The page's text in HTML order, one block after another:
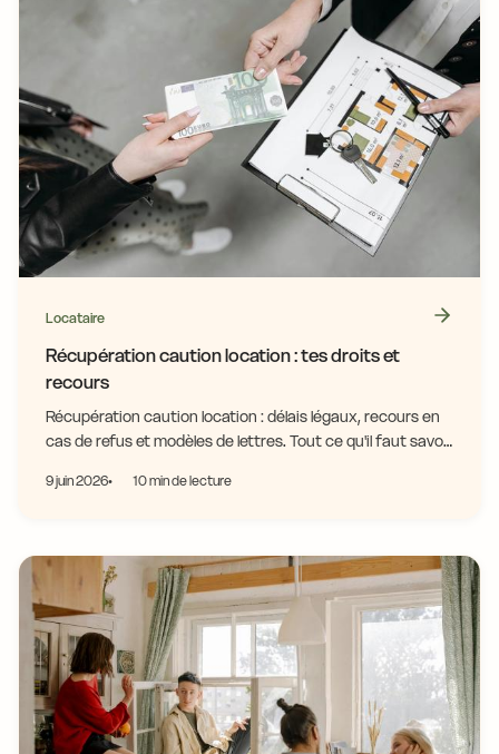
Locataire
Récupération caution location : tes droits et
recours
Récupération caution location : délais légaux, recours en
cas de refus et modèles de lettres. Tout ce qu'il faut savoir
9 juin 2026 10 min de lecture